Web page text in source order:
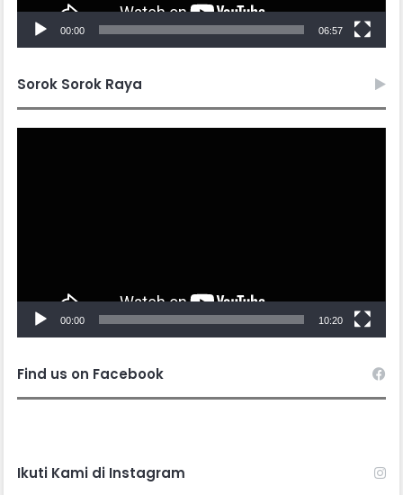
00:00 06:57
Sorok Sorok Raya
00:00 10:20
Find us on Facebook
Ikuti Kami di Instagram